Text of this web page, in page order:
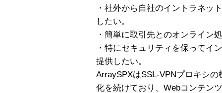
・社外から自社のイントラネッ
したい。
・簡単に取引先とのオンライン
・特にセキュリティを保ってイ
提供したい。
ArraySPXはSSL-VPNプロキシ
化を続けており、Webコンテン